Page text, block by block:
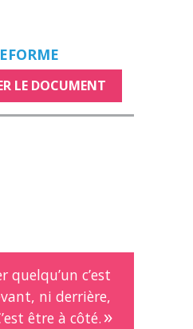
LE DOCUMENT
quelqu’un c’est
ni derrière,
être à côté.